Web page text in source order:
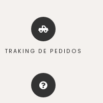
TRAKING DE PEDIDOS